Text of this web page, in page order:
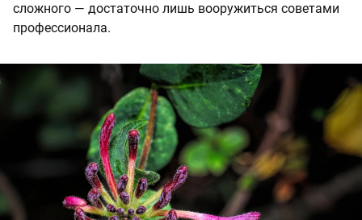
сложного — достаточно лишь вооружиться советами
профессионала.